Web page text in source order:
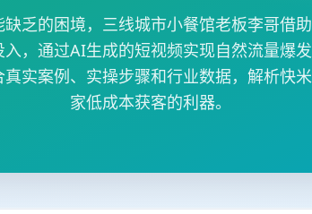
乏的困境，三线城市小餐馆老板李哥借
，通过AI生成的短视频实现自然流量爆
实案例、实操步骤和行业数据，解析快
家低成本获客的利器。